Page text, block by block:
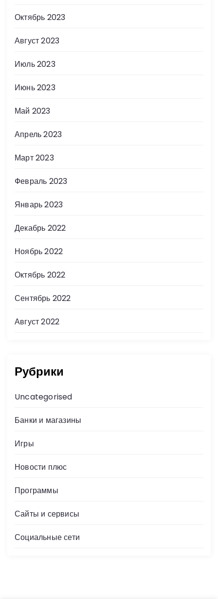
Октябрь 2023
Август 2023
Июль 2023
Июнь 2023
Май 2023
Апрель 2023
Март 2023
Февраль 2023
Январь 2023
Декабрь 2022
Ноябрь 2022
Октябрь 2022
Сентябрь 2022
Август 2022
Рубрики
Uncategorised
Банки и магазины
Игры
Новости плюс
Программы
Сайты и сервисы
Социальные сети